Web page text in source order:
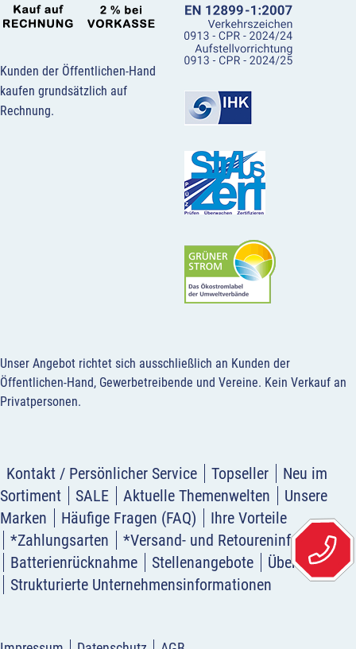
Kunden der Öffentlichen-Hand
kaufen grundsätzlich auf
Rechnung.
Unser Angebot richtet sich ausschließlich an Kunden der
Öffentlichen-Hand, Gewerbetreibende und Vereine. Kein Verkauf an
Privatpersonen.
Kontakt / Persönlicher Service Topseller
Neu im
Sortiment
SALE Aktuelle Themenwelten
Unsere
Marken
Häufige Fragen (FAQ)
Ihre Vorteile
*Zahlungsarten
*Versand- und Retoureninformation
Batterienrücknahme
Stellenangebote
Über uns
Strukturierte Unternehmensinformationen